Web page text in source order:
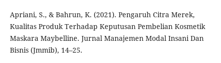
Apriani, S., & Bahrun, K. (2021). Pengaruh Citra Merek,
Kualitas Produk Terhadap Keputusan Pembelian Kosmetik
Maskara Maybelline. Jurnal Manajemen Modal Insani Dan
Bisnis (Jmmib), 14–25.